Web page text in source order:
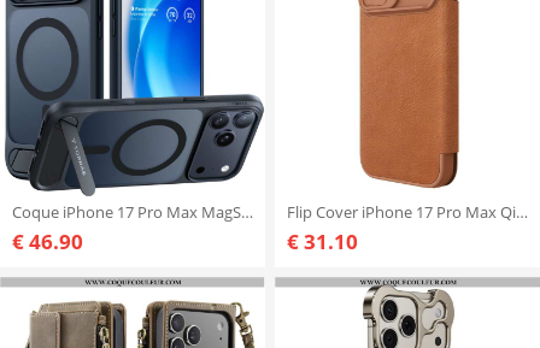
Coque iPhone 17 Pro Max MagSafe Premium Design avec Support Intégré
€ 46.90
Flip Cover iPhone 17 Pro Max Qin Pro Series NILLKIN
€ 31.10